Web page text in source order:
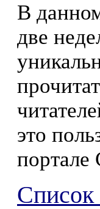
В
две
это
портале
Список